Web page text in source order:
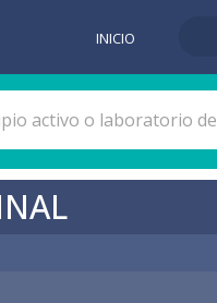
INICIO